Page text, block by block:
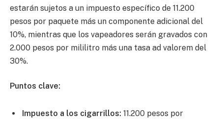
estarán sujetos a un impuesto específico de 11.200
pesos por paquete más un componente adicional del
10%, mientras que los vapeadores serán gravados con
2.000 pesos por mililitro más una tasa ad valorem del
30%.
Puntos clave:
Impuesto a los cigarrillos: 11.200 pesos por